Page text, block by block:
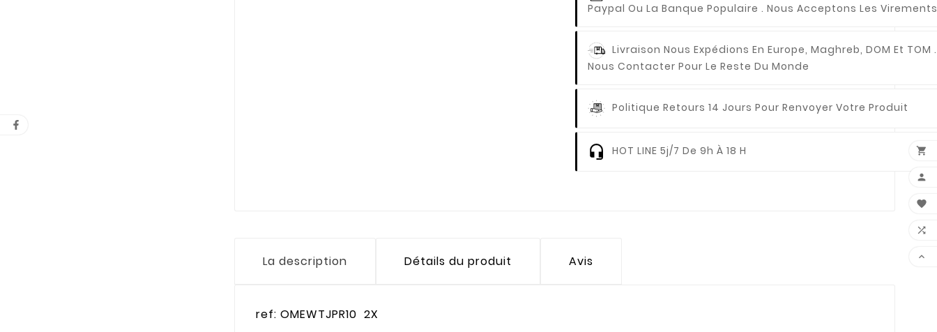
Paypal Ou La Banque Populaire . Nous Acceptons Les
Livraison Nous Expédions En Europe, Maghreb, DOM Et TOM .
Nous Contacter Pour Le Reste Du Monde
Politique Retours 14 Jours Pour Renvoyer Votre Produit
HOT LINE 5j/7 De 9h À 18 H
La description Détails du produit Avis
ref: OMEWTJPR10 2X




